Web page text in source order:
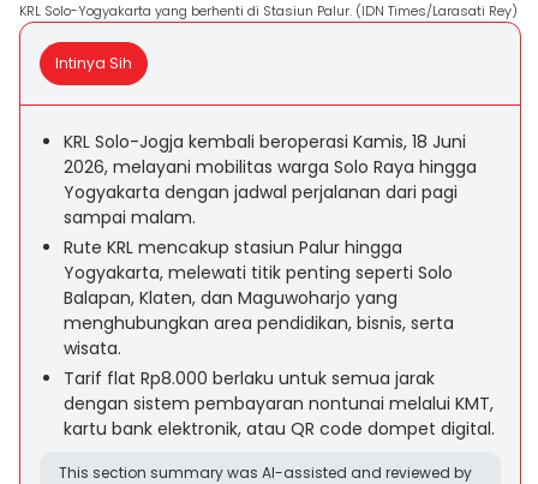
KRL Solo-Yogyakarta yang berhenti di Stasiun Palur. (IDN Times/Larasati Rey)
Intinya Sih
KRL Solo-Jogja kembali beroperasi Kamis, 18 Juni
2026, melayani mobilitas warga Solo Raya hingga
Yogyakarta dengan jadwal perjalanan dari pagi
sampai malam.
Rute KRL mencakup stasiun Palur hingga
Yogyakarta, melewati titik penting seperti Solo
Balapan, Klaten, dan Maguwoharjo yang
menghubungkan area pendidikan, bisnis, serta
wisata.
Tarif flat Rp8.000 berlaku untuk semua jarak
dengan sistem pembayaran nontunai melalui KMT,
kartu bank elektronik, atau QR code dompet digital.
This section summary was AI-assisted and reviewed by